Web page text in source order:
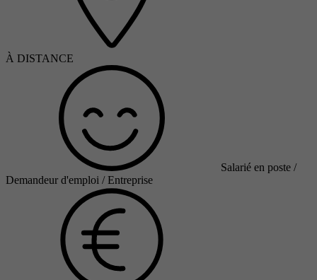
À DISTANCE
Salarié en poste /
Demandeur d'emploi / Entreprise